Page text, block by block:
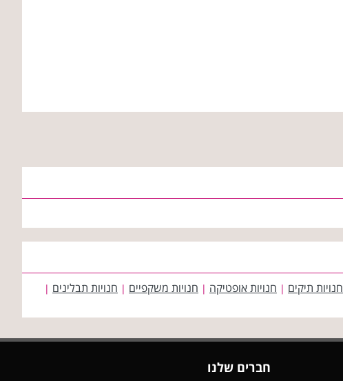
חנויות תיקים | חנויות אופטיקה | חנויות משקפיים | חנויות תבלינים |
חברים שלנו